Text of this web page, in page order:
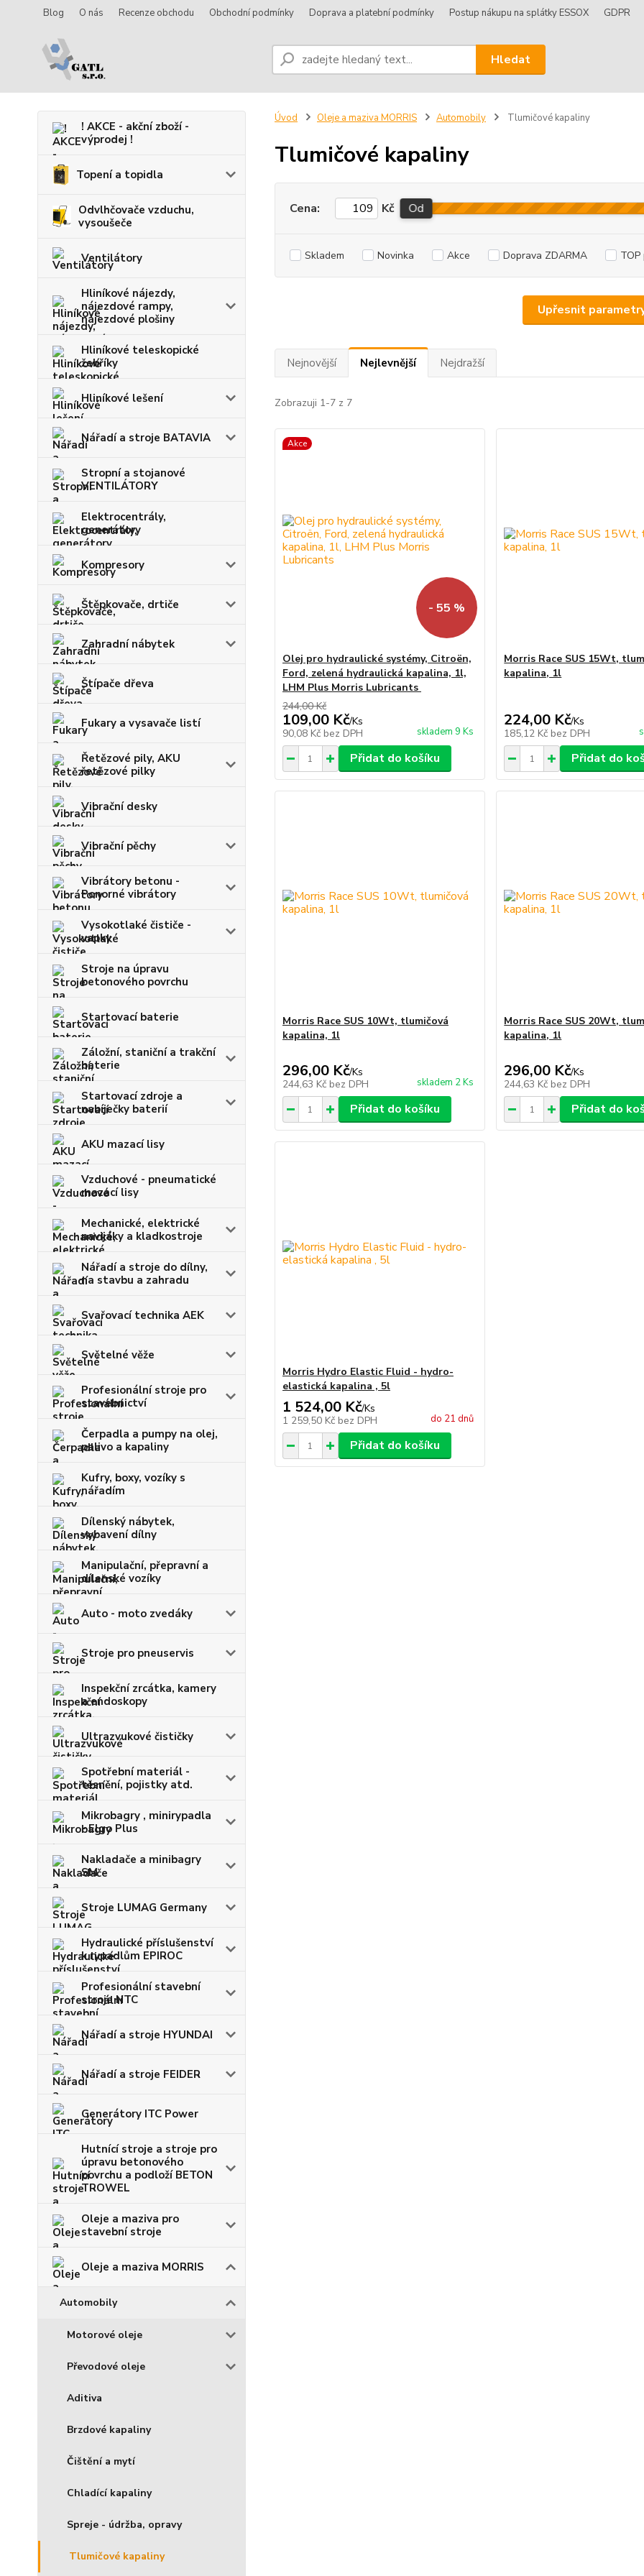
Blog O nás Recenze obchodu Obchodní podmínky Doprava a platební podmínky Postup nákupu na splátky ESSOX GDPR
Hledat
! AKCE - akční zboží -
výprodej !
Topení a topidla
Odvlhčovače vzduchu,
vysoušeče
Ventilátory
Hliníkové nájezdy,
nájezdové rampy,
nájezdové plošiny
Hliníkové teleskopické
žebříky
Hliníkové lešení
Nářadí a stroje BATAVIA
Stropní a stojanové
VENTILÁTORY
Elektrocentrály,
generátory
Kompresory
Štěpkovače, drtiče
Zahradní nábytek
Štípače dřeva
Fukary a vysavače listí
Řetězové pily, AKU
řetězové pilky
Vibrační desky
Vibrační pěchy
Vibrátory betonu -
Ponorné vibrátory
Vysokotlaké čističe -
vapky
Stroje na úpravu
betonového povrchu
Startovací baterie
Záložní, staniční a trakční
baterie
Startovací zdroje a
nabíječky baterií
AKU mazací lisy
Vzduchové - pneumatické
mazací lisy
Mechanické, elektrické
navijáky a kladkostroje
Nářadí a stroje do dílny,
na stavbu a zahradu
Svařovací technika AEK
Světelné věže
Profesionální stroje pro
stavebnictví
Čerpadla a pumpy na olej,
palivo a kapaliny
Kufry, boxy, vozíky s
nářadím
Dílenský nábytek,
vybavení dílny
Manipulační, přepravní a
dílenské vozíky
Auto - moto zvedáky
Stroje pro pneuservis
Inspekční zrcátka, kamery
a endoskopy
Ultrazvukové čističky
Spotřební materiál -
těsnění, pojistky atd.
Mikrobagry , minirypadla
- Elgo Plus
Nakladače a minibagry
SM
Stroje LUMAG Germany
Hydraulické příslušenství
k rypadlům EPIROC
Profesionální stavební
stroje NTC
Nářadí a stroje HYUNDAI
Nářadí a stroje FEIDER
Generátory ITC Power
Hutnící stroje a stroje pro
úpravu betonového
povrchu a podloží BETON
TROWEL
Oleje a maziva pro
stavební stroje
Oleje a maziva MORRIS
Automobily
Motorové oleje
Převodové oleje
Aditiva
Brzdové kapaliny
Čištění a mytí
Chladící kapaliny
Spreje - údržba, opravy
Tlumičové kapaliny
Úvod Oleje a maziva MORRIS Automobily Tlumičové kapaliny
Tlumičové kapaliny
Upřesnit
Cena: Kč Od
Skladem Novinka Akce Doprava ZDARMA
Nejnovější Nejlevnější Nejdražší
Zobrazuji 1-7 z 7
Akce
- 55 %
Olej pro hydraulické systémy, Citroën,
Ford, zelená hydraulická kapalina, 1l,
LHM Plus Morris Lubricants
244,00 Kč
109,00 Kč/Ks
90,08 Kč bez DPH skladem 9 Ks
Přidat do košíku
Morris Race SUS 15Wt,
kapalina, 1l
224,00 Kč/Ks
185,12 Kč bez DPH
Přidat do
Morris Race SUS 10Wt, tlumičová
kapalina, 1l
296,00 Kč/Ks
244,63 Kč bez DPH skladem 2 Ks
Přidat do košíku
Morris Race SUS 20Wt,
kapalina, 1l
296,00 Kč/Ks
244,63 Kč bez DPH
Přidat do
Morris Hydro Elastic Fluid - hydro-
elastická kapalina , 5l
1 524,00 Kč/Ks
1 259,50 Kč bez DPH do 21 dnů
Přidat do košíku